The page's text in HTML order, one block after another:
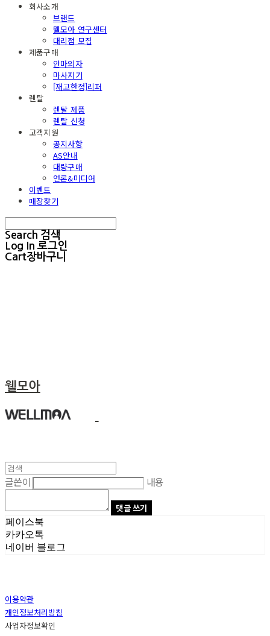
회사소개
브랜드
웰모아 연구센터
대리점 모집
제품구매
안마의자
마사지기
[재고한정]리퍼
렌탈
렌탈 제품
렌탈 신청
고객지원
공지사항
AS안내
대량구매
언론&미디어
이벤트
매장찾기
Search 검색
Log In 로그인
Cart장바구니
웰모아
글쓴이 내용
댓글 쓰기
페이스북
카카오톡
네이버 블로그
이용약관
개인정보처리방침
사업자정보확인